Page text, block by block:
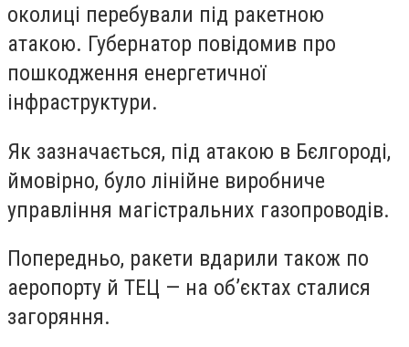
околиці перебували під ракетною
атакою. Губернатор повідомив про
пошкодження енергетичної
інфраструктури.
Як зазначається, під атакою в Бєлгороді,
ймовірно, було лінійне виробниче
управління магістральних газопроводів.
Попередньо, ракети вдарили також по
аеропорту й ТЕЦ — на об’єктах сталися
загоряння.